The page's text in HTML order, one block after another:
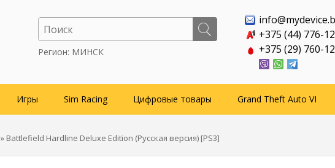
Регион: МИНСК
+375 (44) 776-
+375 (29) 760-
Игры Sim Racing Цифровые товары Grand Theft Auto VI
» Battlefield Hardline Deluxe Edition (Русская версия) [PS3]